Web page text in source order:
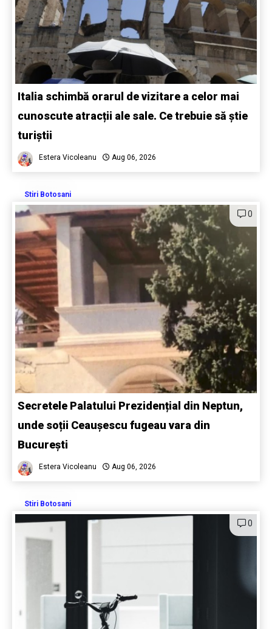
Italia schimbă orarul de vizitare a celor mai
cunoscute atracții ale sale. Ce trebuie să știe
turiștii
Estera Vicoleanu Aug 06, 2026
Stiri Botosani
0
Secretele Palatului Prezidențial din Neptun,
unde soții Ceaușescu fugeau vara din
București
Estera Vicoleanu Aug 06, 2026
Stiri Botosani
0